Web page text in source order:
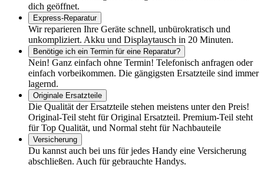
dich geöffnet.
Express-Reparatur
Wir reparieren Ihre Geräte schnell, unbürokratisch und
unkompliziert. Akku und Displaytausch in 20 Minuten.
Benötige ich ein Termin für eine Reparatur?
Nein! Ganz einfach ohne Termin! Telefonisch anfragen oder
einfach vorbeikommen. Die gängigsten Ersatzteile sind immer
lagernd.
Originale Ersatzteile
Die Qualität der Ersatzteile stehen meistens unter den Preis!
Original-Teil steht für Original Ersatzteil. Premium-Teil steht
für Top Qualität, und Normal steht für Nachbauteile
Versicherung
Du kannst auch bei uns für jedes Handy eine Versicherung
abschließen. Auch für gebrauchte Handys.